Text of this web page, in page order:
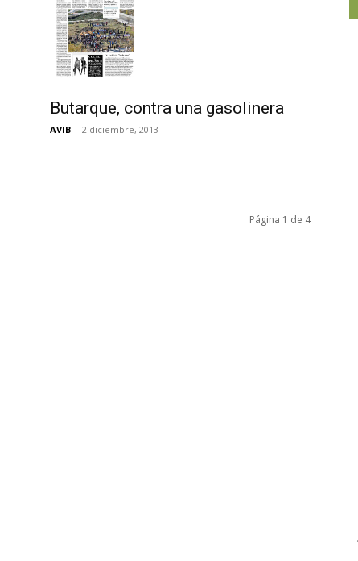
Butarque, contra una gasolinera
AVIB - 2 diciembre, 2013
Página 1 de 4